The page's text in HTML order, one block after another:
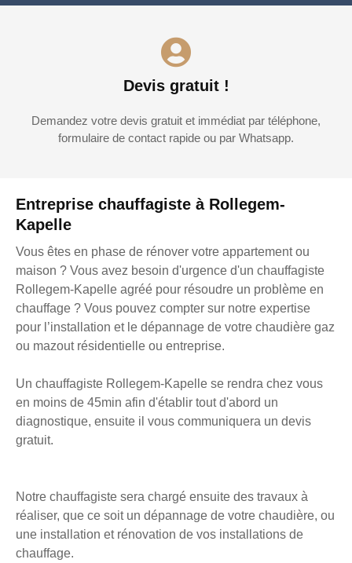
Entreprise chauffagiste à Rollegem-
Kapelle
Vous êtes en phase de rénover votre appartement ou
maison ? Vous avez besoin d'urgence d'un chauffagiste
Rollegem-Kapelle agréé pour résoudre un problème en
chauffage ? Vous pouvez compter sur notre expertise
pour l’installation et le dépannage de votre chaudière gaz
ou mazout résidentielle ou entreprise.
Un chauffagiste Rollegem-Kapelle se rendra chez vous
en moins de 45min afin d'établir tout d'abord un
diagnostique, ensuite il vous communiquera un devis
gratuit.
Notre chauffagiste sera chargé ensuite des travaux à
réaliser, que ce soit un dépannage de votre chaudière, ou
une installation et rénovation de vos installations de
chauffage.
Devis gratuit !
Demandez votre devis gratuit et immédiat par téléphone,
formulaire de contact rapide ou par Whatsapp.